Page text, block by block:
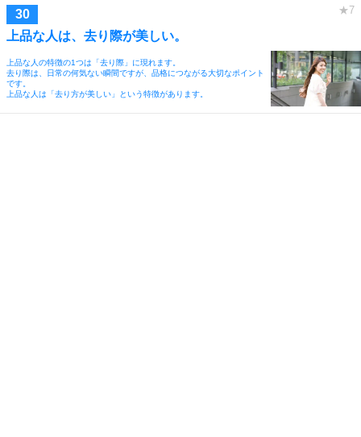
上品な人は、去り際が美しい。
上品な人の特徴の1つは「去り際」に現れます。
去り際は、日常の何気ない瞬間ですが、品格につながる大切なポイント
です。
上品な人は「去り方が美しい」という特徴があります。